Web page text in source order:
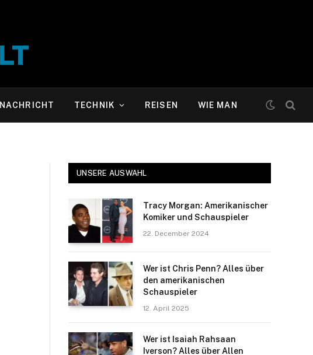
NACHRICHT TECHNIK REISEN WIE MAN
UNSERE AUSWAHL
Tracy Morgan: Amerikanischer
Komiker und Schauspieler
22. December 2024
Wer ist Chris Penn? Alles über
den amerikanischen
Schauspieler
12. April 2025
Wer ist Isaiah Rahsaan
Iverson? Alles über Allen